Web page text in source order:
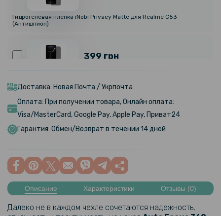
Гидрогелевая пленка iNobi Privacy Matte для Realme C53
(Антишпион)
399 грн
(Антишпион)
159 грн
199 грн
C51, Transparent
159 грн
199 грн
C53, Transparent
Доставка: Новая Почта / Укрпочта
Оплата: При получении товара, Онлайн оплата:
Visa/MasterCard, Google Pay, Apple Pay, Приват24
Гарантия: Обмен/Возврат в течении 14 дней
Описание Характеристики Отзывы (0)
Далеко не в каждом чехле сочетаются надежность,